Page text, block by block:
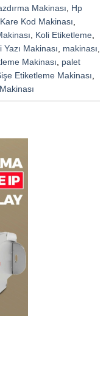
Makinası
Hp
Kare Kod Makinası
Koli Etiketleme
Yazı Makinası makinası
Makinası
palet
Etiketleme Makinası